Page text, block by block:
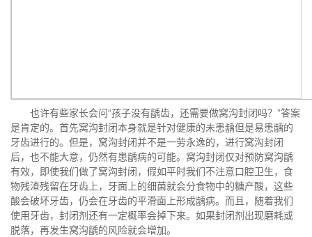
也许有些家长会问“孩子没有龋齿，还需要做窝沟封闭吗？”答案
是肯定的。首先窝沟封闭本身就是针对健康的未患龋但是易患龋的
牙齿进行的。但是，窝沟封闭并不是一劳永逸的，进行窝沟封闭
后，也不能大意，仍然有患龋病的可能。窝沟封闭仅对预防窝沟龋
有效，即使我们做了窝沟封闭，假如平时我们不注意口腔卫生，食
物残渣残留在牙齿上，牙面上的细菌就会分食物中的糖产酸，这些
酸会破坏牙齿，仍会在牙齿的平滑面上形成龋病。而且，随着我们
使用牙齿，封闭剂还有一定概率会掉下来。如果封闭剂出现磨耗或
脱落，再发生窝沟龋的风险就会增加。